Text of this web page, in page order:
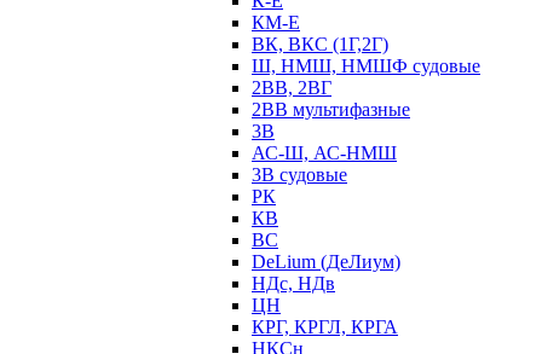
КМ-Е
ВК, ВКС (1Г,2Г)
Ш, НМШ, НМШФ судовые
2ВВ, 2ВГ
2ВВ мультифазные
3В
АС-Ш, АС-НМШ
3В судовые
РК
КВ
ВС
DeLium (ДеЛиум)
НДс, НДв
ЦН
КРГ, КРГЛ, КРГА
НКСн